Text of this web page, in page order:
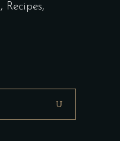
Recipes